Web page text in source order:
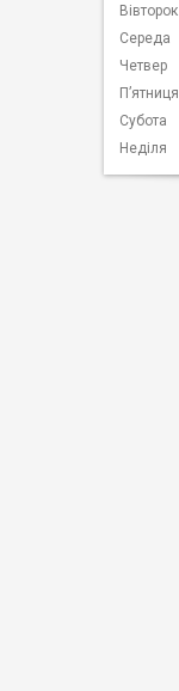
Вівторок
Середа
Четвер
Пʼятниця
Субота
Неділя